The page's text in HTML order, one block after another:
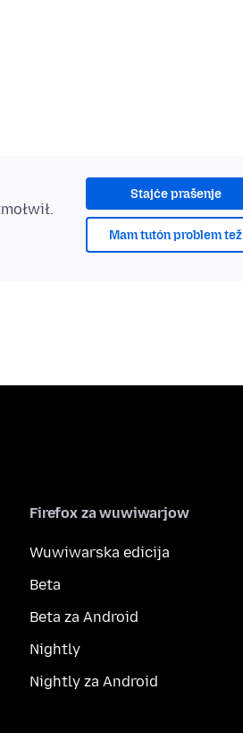
Stajće prašenje
Mam tutón problem tež
Firefox za wuwiwarjow
Wuwiwarska edicija
Beta
Beta za Android
Nightly
Nightly za Android